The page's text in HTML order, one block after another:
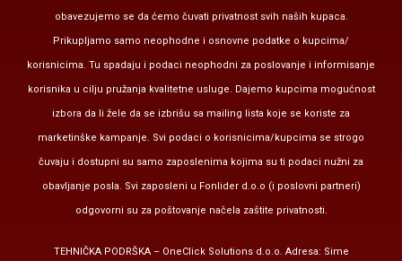
obavezujemo se da ćemo čuvati privatnost svih naših kupaca.
Prikupljamo samo neophodne i osnovne podatke o kupcima/
korisnicima. Tu spadaju i podaci neophodni za poslovanje i informisanje
korisnika u cilju pružanja kvalitetne usluge. Dajemo kupcima mogućnost
izbora da li žele da se izbrišu sa mailing lista koje se koriste za
marketinške kampanje. Svi podaci o korisnicima/kupcima se strogo
čuvaju i dostupni su samo zaposlenima kojima su ti podaci nužni za
obavljanje posla. Svi zaposleni u Fonlider d.o.o (i poslovni partneri)
odgovorni su za poštovanje načela zaštite privatnosti.
TEHNIČKA PODRŠKA – OneClick Solutions d.o.o. Adresa: Sime